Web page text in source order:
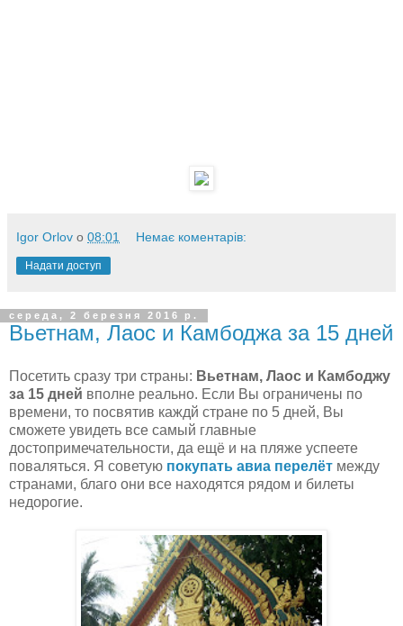
Igor Orlov о 08:01 Немає коментарів:
Надати доступ
середа, 2 березня 2016 р.
Вьетнам, Лаос и Камбоджа за 15 дней
Посетить сразу три страны: Вьетнам, Лаос и Камбоджу
за 15 дней вполне реально. Если Вы ограничены по
времени, то посвятив каждй стране по 5 дней, Вы
сможете увидеть все самый главные
достопримечательности, да ещё и на пляже успеете
поваляться. Я советую покупать авиа перелёт между
странами, благо они все находятся рядом и билеты
недорогие.